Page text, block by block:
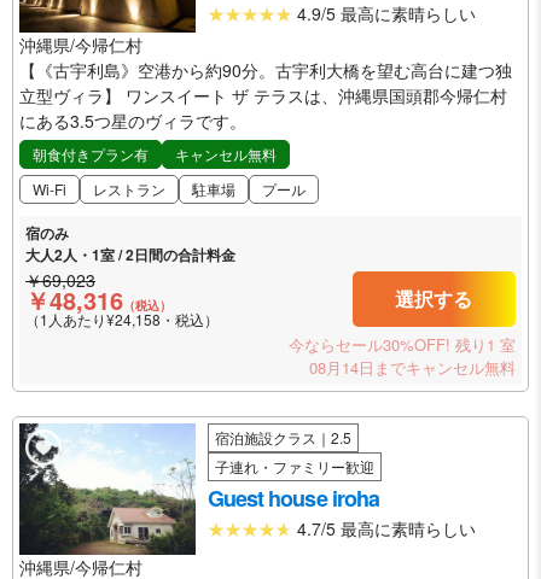
4.9/5 最高に素晴らしい
沖縄県/今帰仁村
【《古宇利島》空港から約90分。古宇利大橋を望む高台に建つ独
立型ヴィラ】 ワンスイート ザ テラスは、沖縄県国頭郡今帰仁村
にある3.5つ星のヴィラです。
朝食付きプラン有
キャンセル無料
Wi-Fi
レストラン 駐車場 プール
宿のみ
大人2人・1室 / 2日間の合計料金
￥69,023
￥48,316 （税込）
（1人あたり¥24,158・税込）
選択する
今ならセール30%OFF! 残り1 室
08月14日までキャンセル無料
宿泊施設クラス｜2.5
子連れ・ファミリー歓迎
Guest house iroha
4.7/5 最高に素晴らしい
沖縄県/今帰仁村